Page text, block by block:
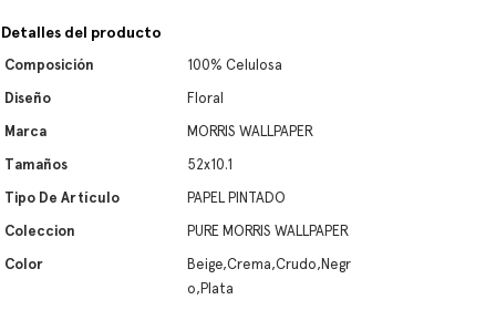
Detalles del producto
Composición
100% Celulosa
Diseño
Floral
Marca
MORRIS WALLPAPER
Tamaños
52x10.1
Tipo De Artículo
PAPEL PINTADO
Coleccion
PURE MORRIS WALLPAPER
Color
Beige,Crema,Crudo,Negr
o,Plata